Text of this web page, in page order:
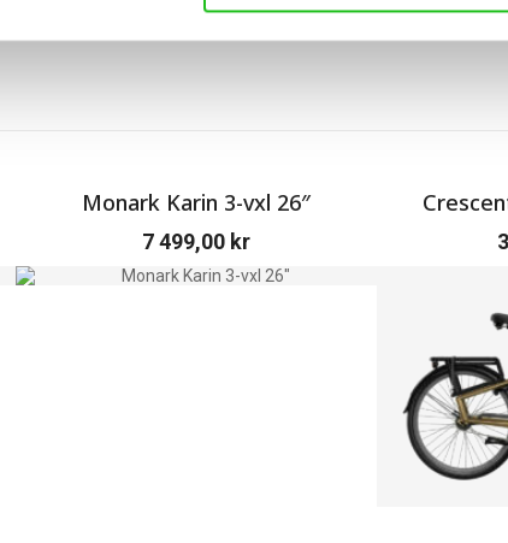
Monark Karin 3-vxl 26″
7 499,00 kr